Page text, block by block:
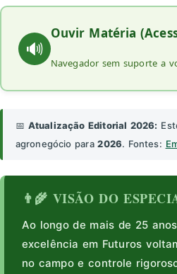
🔊
Ouvir Matéria
Navegador sem suporte a
📅 Atualização Editorial 2026:
agronegócio para2026. Fontes:
👨‍🌾 VISÃO DO
Ao longo de mais de 25
excelência em Futuros
no campo e controle